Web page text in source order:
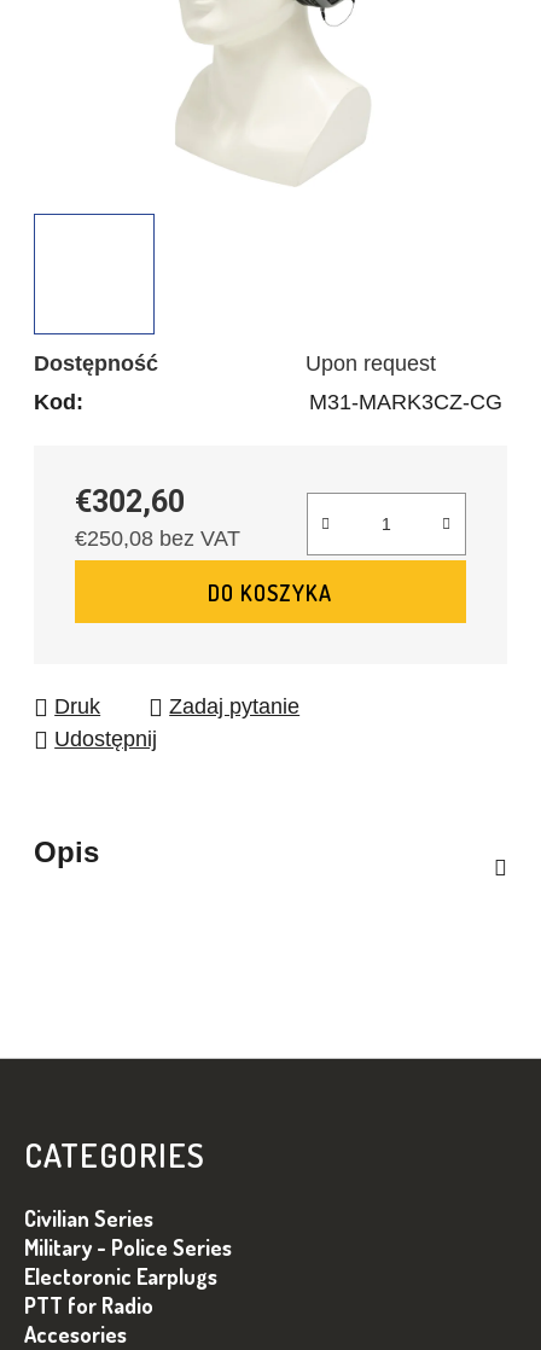
Dostępność
Upon request
Kod:
M31-MARK3CZ-CG
€302,60
€250,08 bez VAT
Cena jednostkowa:DO KOSZYKA
Druk
Zadaj pytanie
Udostępnij
Opis
CATEGORIES
Civilian Series
Military - Police Series
Electoronic Earplugs
PTT for Radio
Accesories